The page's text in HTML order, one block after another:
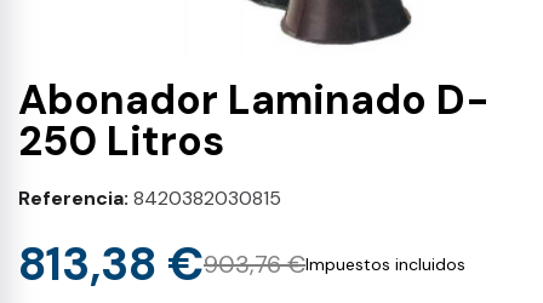
Abonador Laminado D-
250 Litros
Referencia 8420382030815
903,76 €
813,38 € Impuestos incluidos